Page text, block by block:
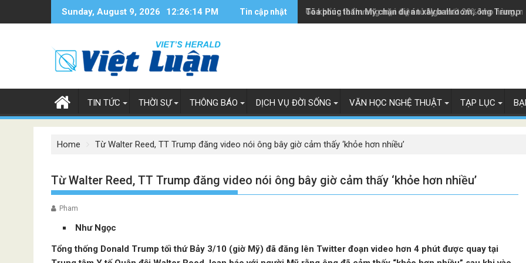
Sunday, August 9, 2026 12:26:15 PM Tin cập nhật Tòa phúc thẩm Mỹ chặn dự án xây ballroom, ông Trump
Gã khổng lồ thương mại điện tử Nga mất 20% kho hàng,
TIN TỨC THỜI SỰ THÔNG BÁO DỊCH VỤ ĐỜI SỐNG VĂN HỌC NGHỆ THUẬT TẠP LỤC
Home Từ Walter Reed, TT Trump đăng video nói ông bây giờ cảm thấy ‘khỏe hơn nhiều’
Từ Walter Reed, TT Trump đăng video nói ông bây giờ cảm thấy ‘khỏe hơn nhiều’
Pham
Như Ngọc
Tổng thống Donald Trump tối thứ Bảy 3/10 (giờ Mỹ) đã đăng lên Twitter đoạn video hơn 4 phút được quay tại